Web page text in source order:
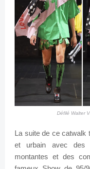
Défilé Walter
La suite de ce catwalk
et urbain avec des
montantes et des